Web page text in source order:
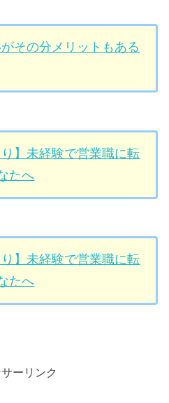
その分メリットもある
り】未経験で営業職に転
たへ
り】未経験で営業職に転
たへ
ーリンク